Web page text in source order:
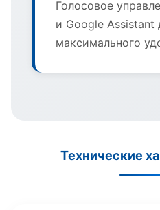
Голосовое
и Google Assistant
максимального
Технические